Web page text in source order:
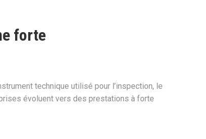
forte
technique utilisé pour l’inspection, le
évoluent vers des prestations à forte